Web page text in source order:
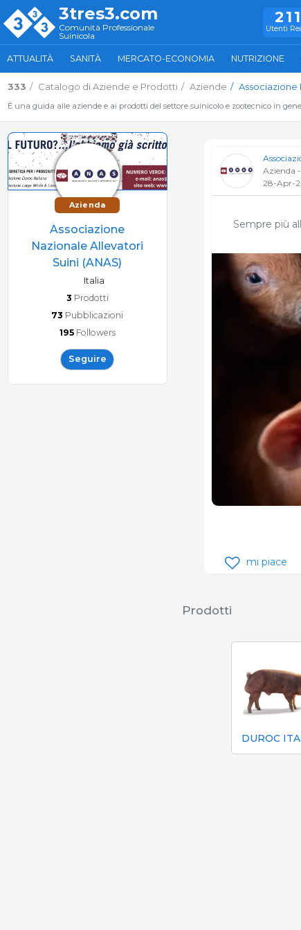
3tres3.com
Comunità Professionale
Suinicola
Utenti
ATTUALITÀ SANITÀ MERCATO-ECONOMIA NUTRIZIONE
333 Catalogo di Aziende e Prodotti Aziende Associazione
È una guida alle aziende e ai prodotti del settore suinicolo e zootecnico in
Azienda
Associazione
Nazionale Allevatori
Suini (ANAS)
Italia
3 Prodotti
73 Pubblicazioni
195 Followers
Seguire
Azienda
28-Apr-
Sempre più
mi piace
Prodotti